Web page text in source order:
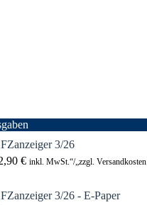
3/26
€ inkl. MwSt.“/„zzgl. Versandkosten
3/26 - E-Paper